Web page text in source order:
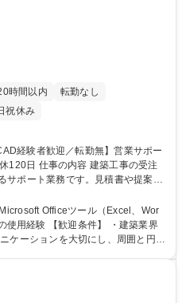
時間以内
転勤なし
祝休み
工事の受注
サポート業務です。見積書や提案書
修正、打ち合わせの同席など、社
105年を誇る地場
る仕事 ■建築工事受注に関する営
） ■見積書、提案書の作成業務 ■3
／年休120日
Officeツール（Excel、Wor
】 ・建築業界
ケーションを大切にし、周囲と円滑
前年度実績計5.0ヶ月分以上）など